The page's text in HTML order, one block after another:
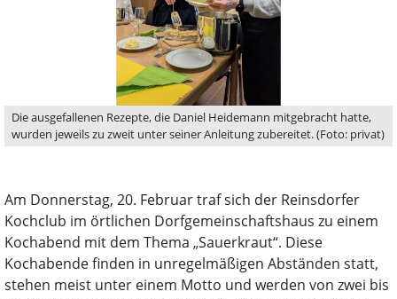
Die ausgefallenen Rezepte, die Daniel Heidemann mitgebracht hatte,
wurden jeweils zu zweit unter seiner Anleitung zubereitet. (Foto: privat)
Am Donnerstag, 20. Februar traf sich der Reinsdorfer
Kochclub im örtlichen Dorfgemeinschaftshaus zu einem
Kochabend mit dem Thema „Sauerkraut“. Diese
Kochabende finden in unregelmäßigen Abständen statt,
stehen meist unter einem Motto und werden von zwei bis